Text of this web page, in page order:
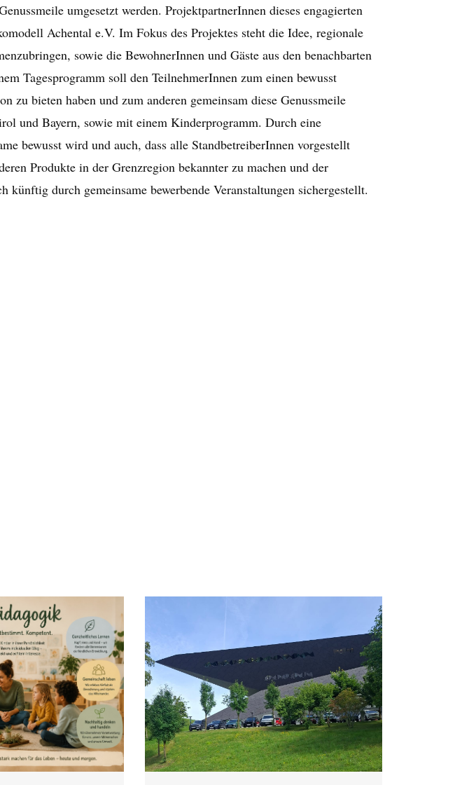
umgesetzt werden. ProjektpartnerInnen dieses engagierten
Achental e.V. Im Fokus des Projektes steht die Idee, regionale
sowie die BewohnerInnen und Gäste aus den benachbarten
Tagesprogramm soll den TeilnehmerInnen zum einen bewusst
zu bieten haben und zum anderen gemeinsam diese Genussmeile
und Bayern, sowie mit einem Kinderprogramm. Durch eine
bewusst wird und auch, dass alle StandbetreiberInnen vorgestellt
Produkte in der Grenzregion bekannter zu machen und der
durch gemeinsame bewerbende Veranstaltungen sichergestellt.